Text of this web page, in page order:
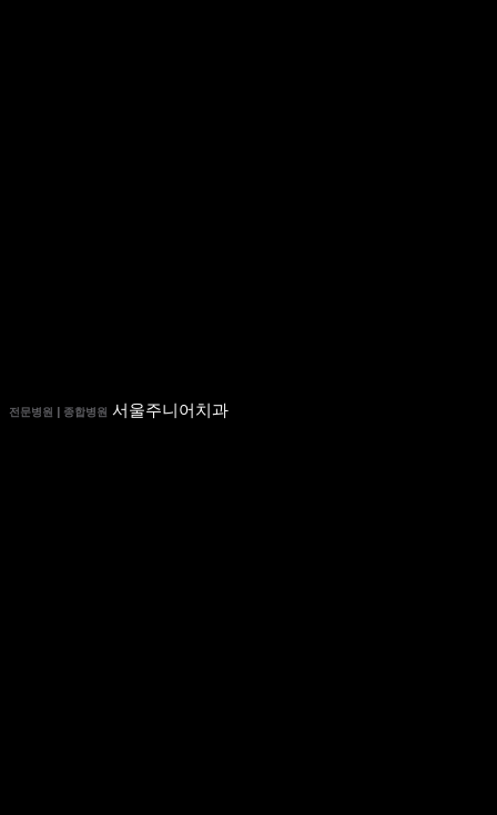
전문병원 | 종합병원 서울주니어치과